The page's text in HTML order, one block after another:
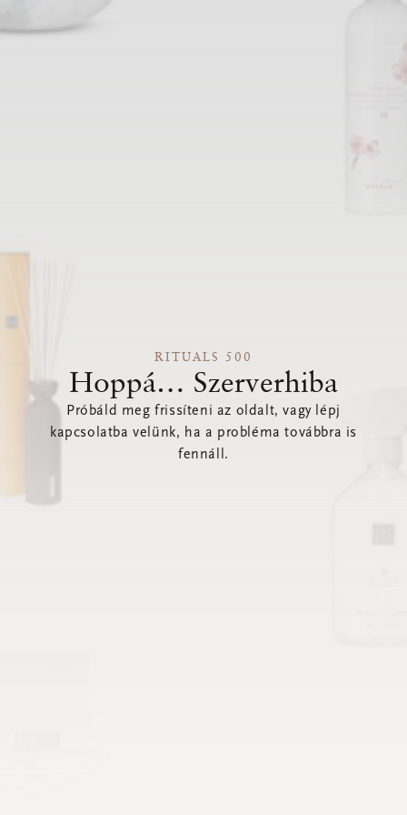
RITUALS 500
Hoppá… Szerverhiba
Próbáld meg frissíteni az oldalt, vagy lépj
kapcsolatba velünk, ha a probléma továbbra is
fennáll.